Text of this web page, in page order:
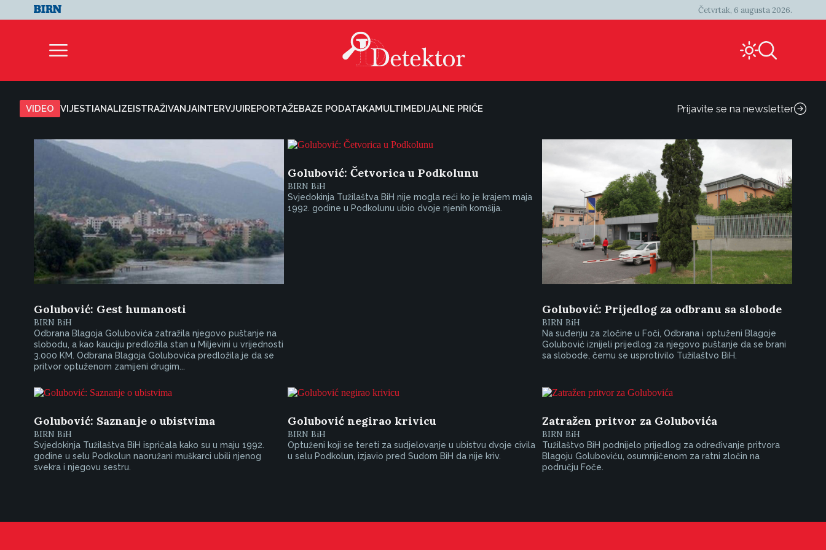
Četvrtak, 6 augusta 2026.
VIDEO VIJESTIANALIZEISTRAŽIVANJAINTERVJUIREPORTAŽEBAZE PODATAKAMULTIMEDIJALNE PRIČE Prijavite se na newsletter
Golubović: Gest humanosti
BIRN BiH
Odbrana Blagoja Golubovića zatražila njegovo puštanje na
slobodu, a kao kauciju predložila stan u Miljevini u vrijednosti
3.000 KM. Odbrana Blagoja Golubovića predložila je da se
pritvor optuženom zamijeni drugim...
Golubović: Četvorica u Podkolunu
BIRN BiH
Svjedokinja Tužilaštva BiH nije mogla reći ko je krajem maja
1992. godine u Podkolunu ubio dvoje njenih komšija.
Golubović: Prijedlog za odbranu sa slobode
BIRN BiH
Na suđenju za zločine u Foči, Odbrana i optuženi Blagoje
Golubović iznijeli prijedlog za njegovo puštanje da se brani
sa slobode, čemu se usprotivilo Tužilaštvo BiH.
Golubović: Saznanje o ubistvima
BIRN BiH
Svjedokinja Tužilaštva BiH ispričala kako su u maju 1992.
godine u selu Podkolun naoružani muškarci ubili njenog
svekra i njegovu sestru.
Golubović negirao krivicu
BIRN BiH
Optuženi koji se tereti za sudjelovanje u ubistvu dvoje civila
u selu Podkolun, izjavio pred Sudom BiH da nije kriv.
Zatražen pritvor za Golubovića
BIRN BiH
Tužilaštvo BiH podnijelo prijedlog za određivanje pritvora
Blagoju Goluboviću, osumnjičenom za ratni zločin na
području Foče.